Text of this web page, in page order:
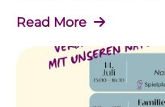
Read More